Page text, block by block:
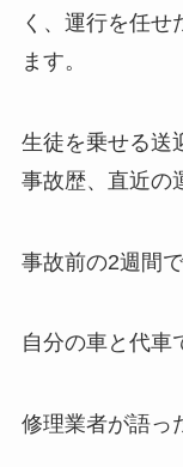
く、運行を任せ
ます。
生徒を乗せる送
事故歴、直近の
事故前の2週間で
自分の車と代車
修理業者が語っ